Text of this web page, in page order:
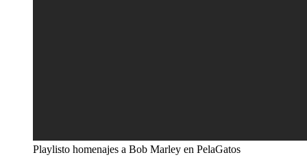
Playlisto homenajes a Bob Marley en PelaGatos